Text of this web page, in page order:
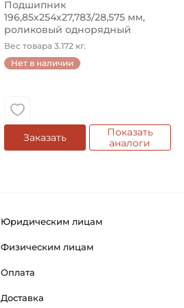
Подшипник
196,85х254х27,783/28,575 мм,
роликовый однорядный
конический ...
Вес товара 3.172 кг.
Нет в наличии
Заказать
Показать
аналоги
Юридическим лицам
Физическим лицам
Оплата
Доставка